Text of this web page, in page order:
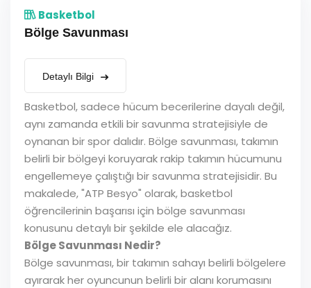
Basketbol
Bölge Savunması
Detaylı Bilgi
Basketbol, sadece hücum becerilerine dayalı değil,
aynı zamanda etkili bir savunma stratejisiyle de
oynanan bir spor dalıdır. Bölge savunması, takımın
belirli bir bölgeyi koruyarak rakip takımın hücumunu
engellemeye çalıştığı bir savunma stratejisidir. Bu
makalede, "ATP Besyo" olarak, basketbol
öğrencilerinin başarısı için bölge savunması
konusunu detaylı bir şekilde ele alacağız.
Bölge Savunması Nedir?
Bölge savunması, bir takımın sahayı belirli bölgelere
ayırarak her oyuncunun belirli bir alanı korumasını